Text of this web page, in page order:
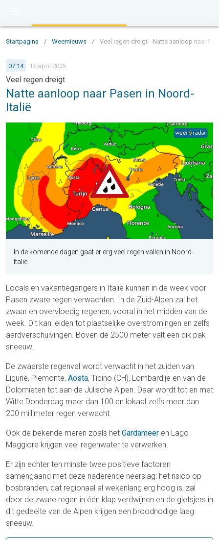
Startpagina / Weernieuws / Veel regen dreigt - Natte aanloop naar
07:14 15 april 2025
Veel regen dreigt
Natte aanloop naar Pasen in Noord-
Italië
In de komende dagen gaat er erg veel regen vallen in Noord-
Italië.
Locals en vakantiegangers in Italië kunnen in de week voor
Pasen zware regen verwachten. In de Zuid-Alpen zal het
zwaar en overvloedig regenen, vooral in het midden van de
week. Dit kan leiden tot plaatselijke overstromingen en zelfs
aardverschuivingen. Boven de 2500 meter valt een dik pak
sneeuw.
De zwaarste regenval wordt verwacht in het zuiden van
Ligurië, Piemonte, Aosta, Ticino (CH), Lombardije en van de
Dolomieten tot aan de Julische Alpen. Daar wordt tot en met
Witte Donderdag meer dan 100 en lokaal zelfs meer dan
200 millimeter regen verwacht.
Ook de bekende meren zoals het Gardameer en Lago
Maggiore krijgen veel regenwater te verwerken.
Er zijn echter ten minste twee positieve factoren
samengaand met deze naderende neerslag: het risico op
bosbranden, dat regionaal al wekenlang erg hoog is, zal
door de zware regen in één klap verdwijnen en de gletsjers in
dit gedeelte van de Alpen krijgen een broodnodige laag
sneeuw.